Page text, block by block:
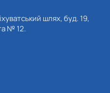
шлях, буд. 19,
№ 12.